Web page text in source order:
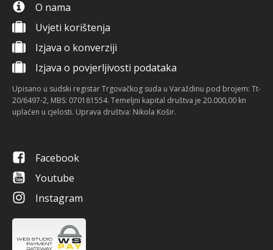
O nama
Uvjeti korištenja
Izjava o konverziji
Izjava o povjerljivosti podataka
Upisano u sudski registar Trgovačkog suda u Varaždinu pod brojem: Tt-
20/6497-2, MBS: 070181554. Temeljni kapital društva je 20.000,00 kn
uplaćen u cjelosti. Uprava društva: Nikola Košir.
Facebook
Youtube
Instagram